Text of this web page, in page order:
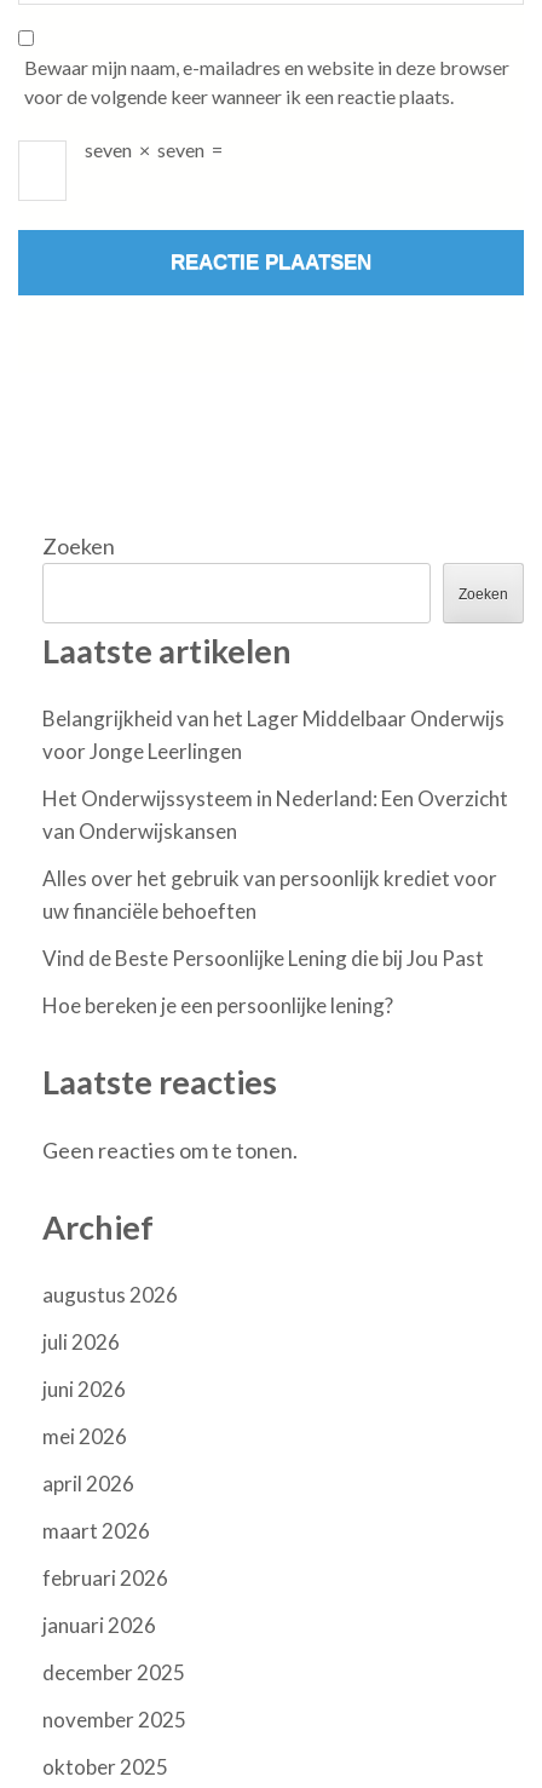
Bewaar mijn naam, e-mailadres en website in deze browser
voor de volgende keer wanneer ik een reactie plaats.
seven × seven =
Zoeken
Zoeken
Laatste artikelen
Belangrijkheid van het Lager Middelbaar Onderwijs
voor Jonge Leerlingen
Het Onderwijssysteem in Nederland: Een Overzicht
van Onderwijskansen
Alles over het gebruik van persoonlijk krediet voor
uw financiële behoeften
Vind de Beste Persoonlijke Lening die bij Jou Past
Hoe bereken je een persoonlijke lening?
Laatste reacties
Geen reacties om te tonen.
Archief
augustus 2026
juli 2026
juni 2026
mei 2026
april 2026
maart 2026
februari 2026
januari 2026
december 2025
november 2025
oktober 2025